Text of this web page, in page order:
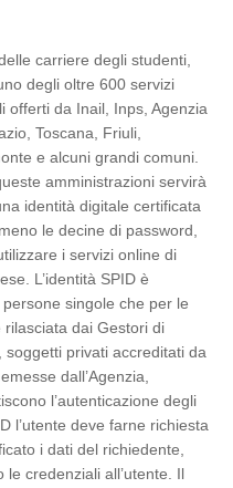
carriere degli studenti,
degli oltre 600 servizi
offerti da Inail, Inps, Agenzia
Toscana, Friuli,
e alcuni grandi comuni.
amministrazioni servirà
identità digitale certificata
le decine di password,
i servizi online di
L’identità SPID è
singole che per le
dai Gestori di
privati accreditati da
dall’Agenzia,
l’autenticazione degli
l’utente deve farne richiesta
i dati del richiedente,
le credenziali all’utente. Il